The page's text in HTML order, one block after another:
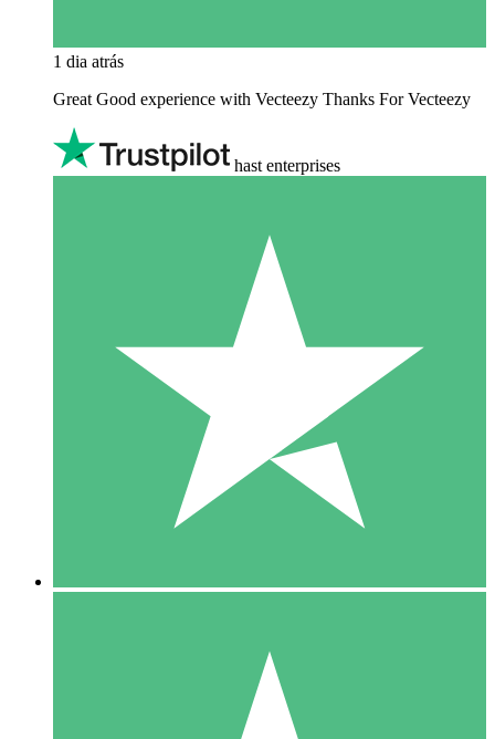
1 dia atrás
Great Good experience with Vecteezy Thanks For Vecteezy
hast enterprises